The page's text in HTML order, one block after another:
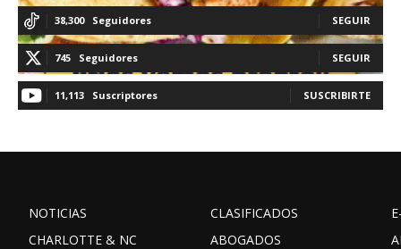
38,300 Seguidores SEGUIR
745 Seguidores SEGUIR
11,113 Suscriptores SUSCRIBIRTE
NOTICIAS
CHARLOTTE & NC
CLASIFICADOS
ABOGADOS